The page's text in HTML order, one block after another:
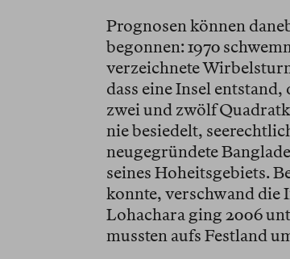
Prognosen können
begonnen: 1970
verzeichnete
dass eine Insel
zwei und zwölf
nie besiedelt,
neugegründete
seines Hoheitsgebiets.
konnte, verschwand die
Lohachara ging 2006
mussten aufs Festland